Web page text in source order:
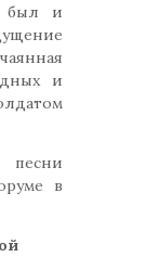
был и
и
песни
в